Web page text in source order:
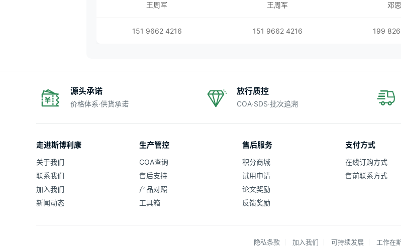
王周军 王周军 邓
151 9662 4216 151 9662 4216 199
源头承诺
价格体系·供货承诺
放行质控
COA·SDS·批次追溯
走进斯博利康
关于我们
联系我们
加入我们
新闻动态
生产管控
COA查询
售后支持
产品对照
工具箱
售后服务
积分商城
试用申请
论文奖励
反馈奖励
支付方式
在线订购方式
售前联系方式
隐私条款 加入我们 可持续发展 工作在